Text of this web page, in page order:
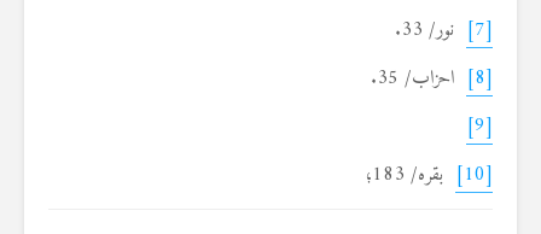
[7]
نور/ 33.
[8]
احزاب/ 35.
[9]
[10]
بقره/ 183؛